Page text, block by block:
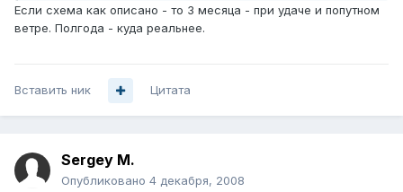
Если схема как описано - то 3 месяца - при удаче и попутном
ветре. Полгода - куда реальнее.
Вставить ник Цитата
Sergey M.
Опубликовано 4 декабря, 2008